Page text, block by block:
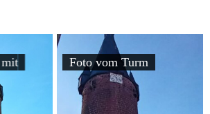
Foto vom Turm